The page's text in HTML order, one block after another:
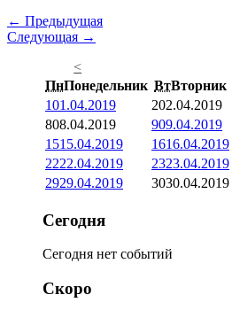
← Предыдущая
Следующая →
<
ПнПонедельник ВтВторник
101.04.2019 202.04.2019
808.04.2019 909.04.2019
1515.04.2019 1616.04.2019
2222.04.2019 2323.04.2019
2929.04.2019 3030.04.2019
Сегодня
Сегодня нет событий
Скоро